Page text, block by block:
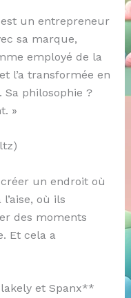
un entrepreneur
sa marque,
employé de la
l’a transformée en
philosophie ?
»
un endroit où
où ils
des moments
Et cela a
et Spanx**